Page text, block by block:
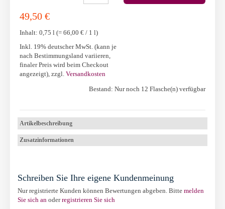
49,50 €
Inhalt: 0,75 l (= 66,00 €/ 1 l)
Inkl. 19% deutscher MwSt. (kann je
nach Bestimmungsland variieren,
finaler Preis wird beim Checkout
angezeigt), zzgl. Versandkosten
Bestand: Nur noch 12 Flasche(n) verfügbar
Artikelbeschreibung
Zusatzinformationen
Schreiben Sie Ihre eigene Kundenmeinung
Nur registrierte Kunden können Bewertungen abgeben. Bitte melden
Sie sich an oderregistrieren Sie sich